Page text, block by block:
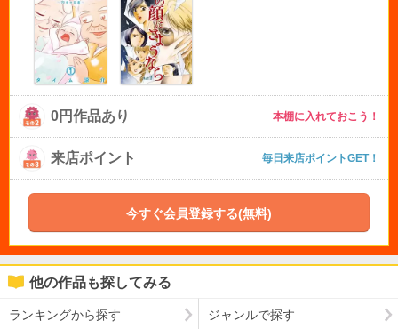
0円作品あり 本棚に入れておこう！
来店ポイント 毎日来店ポイントGET！
今すぐ会員登録する(無料)
他の作品も探してみる
ランキングから探す ジャンルで探す